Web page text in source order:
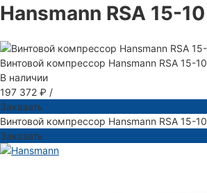
Hansmann RSA 15-10
Винтовой компрессор Hansmann RSA 15-10
В наличии
197 372 ₽ /
Заказать
Винтовой компрессор Hansmann RSA 15-10
Заказать